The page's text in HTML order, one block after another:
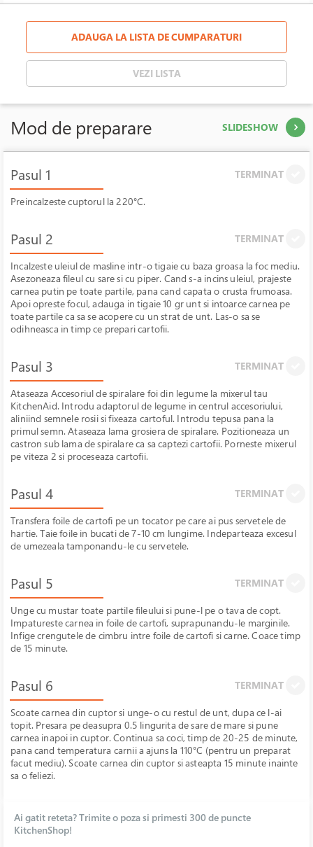
ADAUGA LA LISTA DE CUMPARATURI
VEZI LISTA
Mod de preparare SLIDESHOW
Pasul 1 TERMINAT
Preincalzeste cuptorul la 220°C.
Pasul 2 TERMINAT
Incalzeste uleiul de masline intr-o tigaie cu baza groasa la foc mediu.
Asezoneaza fileul cu sare si cu piper. Cand s-a incins uleiul, prajeste
carnea putin pe toate partile, pana cand capata o crusta frumoasa.
Apoi opreste focul, adauga in tigaie 10 gr unt si intoarce carnea pe
toate partile ca sa se acopere cu un strat de unt. Las-o sa se
odihneasca in timp ce prepari cartofii.
Pasul 3 TERMINAT
Ataseaza Accesoriul de spiralare foi din legume la mixerul tau
KitchenAid. Introdu adaptorul de legume in centrul accesoriului,
aliniind semnele rosii si fixeaza cartoful. Introdu tepusa pana la
primul semn. Ataseaza lama grosiera de spiralare. Pozitioneaza un
castron sub lama de spiralare ca sa captezi cartofii. Porneste mixerul
pe viteza 2 si proceseaza cartofii.
Pasul 4 TERMINAT
Transfera foile de cartofi pe un tocator pe care ai pus servetele de
hartie. Taie foile in bucati de 7-10 cm lungime. Indeparteaza excesul
de umezeala tamponandu-le cu servetele.
Pasul 5 TERMINAT
Unge cu mustar toate partile fileului si pune-l pe o tava de copt.
Impatureste carnea in foile de cartofi, suprapunandu-le marginile.
Infige crengutele de cimbru intre foile de cartofi si carne. Coace timp
de 15 minute.
Pasul 6 TERMINAT
Scoate carnea din cuptor si unge-o cu restul de unt, dupa ce l-ai
topit. Presara pe deasupra 0.5 lingurita de sare de mare si pune
carnea inapoi in cuptor. Continua sa coci, timp de 20-25 de minute,
pana cand temperatura carnii a ajuns la 110°C (pentru un preparat
facut mediu). Scoate carnea din cuptor si asteapta 15 minute inainte
sa o feliezi.
Ai gatit reteta? Trimite o poza si primesti 300 de puncte
KitchenShop!